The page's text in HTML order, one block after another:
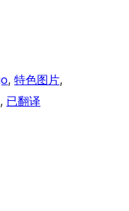
, 特色图片
, 已翻译